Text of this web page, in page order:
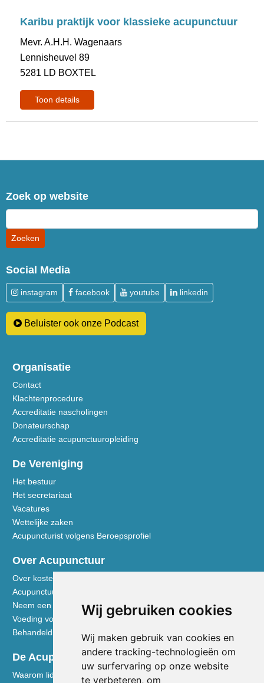
Wij gebruiken cookies
Wij maken gebruik van cookies en
andere tracking-technologieën om
uw surfervaring op onze website
te verbeteren, om
Karibu praktijk voor klassieke acupunctuur
Mevr. A.H.H. Wagenaars
Lennisheuvel 89
5281 LD BOXTEL
Toon details
Zoek op website
Social Media
instagram facebook youtube linkedin
Beluister ook onze Podcast
Organisatie
Contact
Klachtenprocedure
Accreditatie nascholingen
Donateurschap
Accreditatie acupunctuuropleiding
De Vereniging
Het bestuur
Het secretariaat
Vacatures
Wettelijke zaken
Acupuncturist volgens Beroepsprofiel
Over Acupunctuur
Over kosten en vergoedingen
Acupunctuur toegelicht
Neem een kijkje in de praktijk
Voeding volgens de Vijf Elementen
Behandeldisciplines - TCG
De Acupuncturist
Waarom lid worden van de NVA